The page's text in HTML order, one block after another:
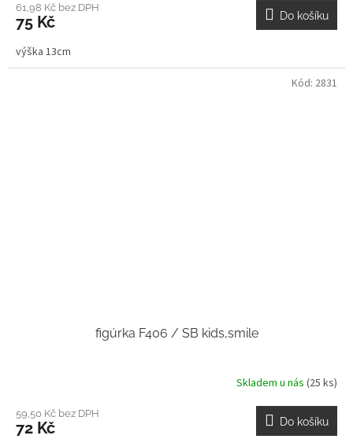
61,98 Kč bez DPH
75 Kč Do košíku
výška 13cm
figúrka F406 / SB kids,smile
Skladem u nás (25 ks)
59,50 Kč bez DPH
72 Kč Do košíku
Kód: 2831